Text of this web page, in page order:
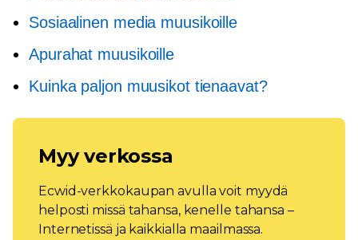
Sosiaalinen media muusikoille
Apurahat muusikoille
Kuinka paljon muusikot tienaavat?
Myy verkossa
Ecwid-verkkokaupan avulla voit myydä
helposti missä tahansa, kenelle tahansa –
Internetissä ja kaikkialla maailmassa.